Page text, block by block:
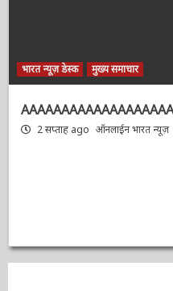
भारत न्यूज़ डेस्क मुख्य समाचार
2 सप्ताह ago ऑनलाईन भारत न्यूज़